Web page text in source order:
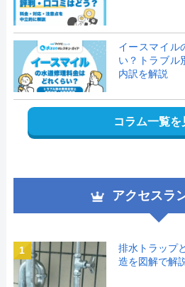
イースマイル
い？トラブル
内訳を解説
コラム一覧を
アクセスラ
1
排水トラップ
造を図解で解